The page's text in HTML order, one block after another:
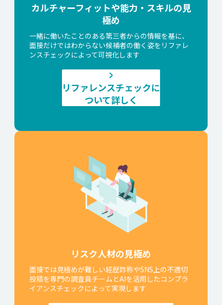
カルチャーフィットや能力・スキルの見
極め
一緒に働いたことのある第三者からの情報を基に、
面接だけではわからない候補者の働く姿をリファレ
ンスチェックによって可視化します
keyboard_arrow_right
リファレンスチェックに
ついて詳しく
リスク人材の見極め
面接では見極めが難しい経歴詐称やSNS上の不適切
投稿を専門の調査員チームとAIを活用したコンプラ
イアンスチェックによって実現します